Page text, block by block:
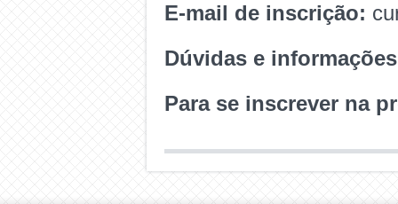
E-mail de inscrição:
Dúvidas e informações
Para se inscrever na